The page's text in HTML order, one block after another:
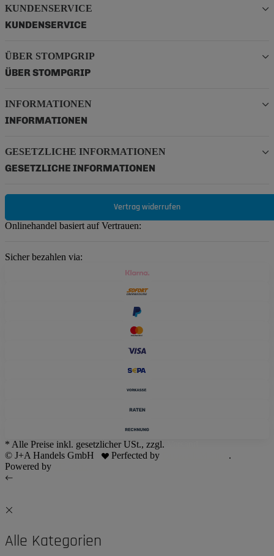
KUNDENSERVICE
KUNDENSERVICE
ÜBER STOMPGRIP
ÜBER STOMPGRIP
INFORMATIONEN
INFORMATIONEN
GESETZLICHE INFORMATIONEN
GESETZLICHE INFORMATIONEN
Vertrag widerrufen
Onlinehandel basiert auf Vertrauen:
Sicher bezahlen via:
* Alle Preise inkl. gesetzlicher USt., zzgl.
© J+A Handels GmbH
Perfected by
.
Powered by
Alle Kategorien